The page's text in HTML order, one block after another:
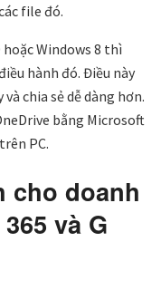
file đó.
hoặc Windows 8 thì
hành đó. Điều này
chia sẻ dễ dàng hơn.
bằng Microsoft
PC.
cho doanh
và G